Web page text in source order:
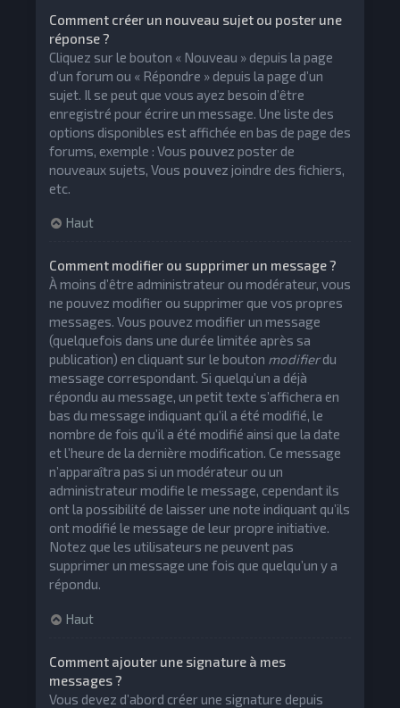
Comment créer un nouveau sujet ou poster une
réponse ?
Cliquez sur le bouton « Nouveau » depuis la page
d’un forum ou « Répondre » depuis la page d’un
sujet. Il se peut que vous ayez besoin d’être
enregistré pour écrire un message. Une liste des
options disponibles est affichée en bas de page des
forums, exemple : Vous pouvez poster de
nouveaux sujets, Vous pouvez joindre des fichiers,
etc.
Haut
Comment modifier ou supprimer un message ?
À moins d’être administrateur ou modérateur, vous
ne pouvez modifier ou supprimer que vos propres
messages. Vous pouvez modifier un message
(quelquefois dans une durée limitée après sa
publication) en cliquant sur le bouton modifierdu
message correspondant. Si quelqu’un a déjà
répondu au message, un petit texte s’affichera en
bas du message indiquant qu’il a été modifié, le
nombre de fois qu’il a été modifié ainsi que la date
et l’heure de la dernière modification. Ce message
n’apparaîtra pas si un modérateur ou un
administrateur modifie le message, cependant ils
ont la possibilité de laisser une note indiquant qu’ils
ont modifié le message de leur propre initiative.
Notez que les utilisateurs ne peuvent pas
supprimer un message une fois que quelqu’un y a
répondu.
Haut
Comment ajouter une signature à mes
messages ?
Vous devez d’abord créer une signature depuis